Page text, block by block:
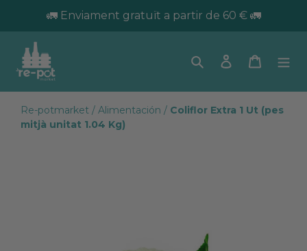
🚛 Enviament gratuït a partir de 60 € 🚛
Cerca Ingressar
Cistella
Re-potmarket / Alimentación / Coliflor Extra 1 Ut (pes
mitjà unitat 1.04 Kg)